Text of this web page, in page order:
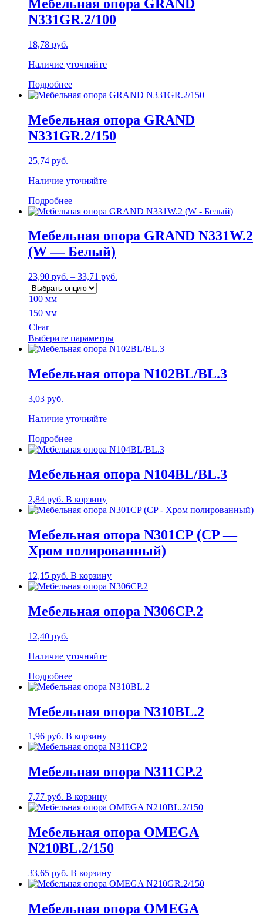
Мебельная опора GRAND
N331GR.2/100
18,78 руб.
Наличие уточняйте
Подробнее
Мебельная опора GRAND
N331GR.2/150
25,74 руб.
Наличие уточняйте
Подробнее
Мебельная опора GRAND N331W.2
(W — Белый)
23,90 руб. – 33,71 руб.
100 мм
150 мм
Clear
Выберите параметрыЭтот
товар
несколько
вариаций.
Мебельная опора N102BL/BL.3
3,03 руб.
Наличие уточняйте
Подробнее
Мебельная опора N104BL/BL.3
2,84 руб. В корзину
Мебельная опора N301CP (CP —
Хром полированный)
12,15 руб. В корзину
Мебельная опора N306CP.2
12,40 руб.
Наличие уточняйте
Подробнее
Мебельная опора N310BL.2
1,96 руб. В корзину
Мебельная опора N311CP.2
7,77 руб. В корзину
Мебельная опора OMEGA
N210BL.2/150
33,65 руб. В корзину
Мебельная опора OMEGA